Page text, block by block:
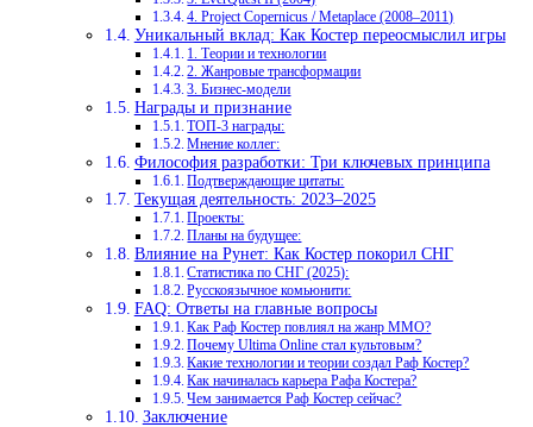
4. Project Copernicus / Metaplace (2008–2011)
Уникальный вклад: Как Костер переосмыслил игры
1. Теории и технологии
2. Жанровые трансформации
3. Бизнес-модели
Награды и признание
ТОП-3 награды:
Мнение коллег:
Философия разработки: Три ключевых принципа
Подтверждающие цитаты:
Текущая деятельность: 2023–2025
Проекты:
Планы на будущее:
Влияние на Рунет: Как Костер покорил СНГ
Статистика по СНГ (2025):
Русскоязычное комьюнити:
FAQ: Ответы на главные вопросы
Как Раф Костер повлиял на жанр MMO?
Почему Ultima Online стал культовым?
Какие технологии и теории создал Раф Костер?
Как начиналась карьера Рафа Костера?
Чем занимается Раф Костер сейчас?
Заключение